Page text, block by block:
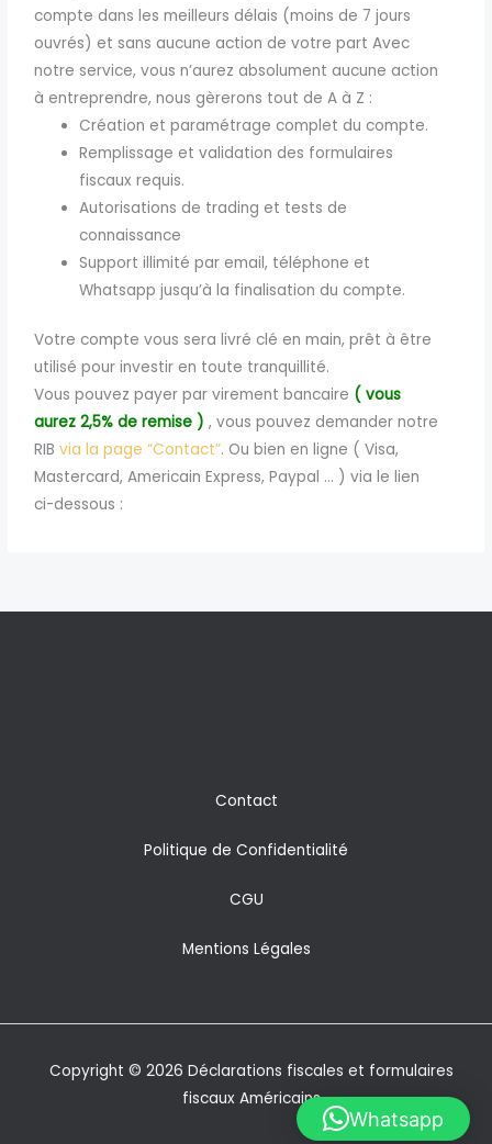
compte dans les meilleurs délais (moins de 7 jours
ouvrés) et sans aucune action de votre part Avec
notre service, vous n’aurez absolument aucune action
à entreprendre, nous gèrerons tout de A à Z :
Création et paramétrage complet du compte.
Remplissage et validation des formulaires
fiscaux requis.
Autorisations de trading et tests de
connaissance
Support illimité par email, téléphone et
Whatsapp jusqu’à la finalisation du compte.
Votre compte vous sera livré clé en main, prêt à être
utilisé pour investir en toute tranquillité.
Vous pouvez payer par virement bancaire ( vous
aurez 2,5% de remise ), vous pouvez demander notre
RIBvia la page “Contact”. Ou bien en ligne ( Visa,
Mastercard, Americain Express, Paypal … ) via le lien
ci-dessous :
Contact
Politique de Confidentialité
CGU
Mentions Légales
Copyright © 2026 Déclarations fiscales et formulaires
fiscaux Américains
Whatsapp